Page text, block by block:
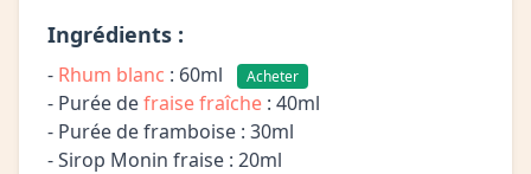
Ingrédients :
- Rhum blanc : 60ml Acheter
- Purée defraise fraîche : 40ml
- Purée de framboise : 30ml
- Sirop Monin fraise : 20ml